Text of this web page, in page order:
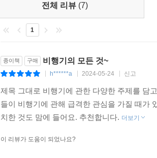
전체 리뷰 (7)
1
종이책 구매 비행기의 모든 것~
h******a 2024-05-24 신고
제목 그대로 비행기에 관한 다양한 주제를 담
들이 비행기에 관해 급격한 관심을 가질 때가
치한 것도 맘에 들어요. 추천합니다. 더보기
이 리뷰가 도움이 되었나요?